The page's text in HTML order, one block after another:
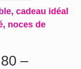
cadeau idéal
noces de
–